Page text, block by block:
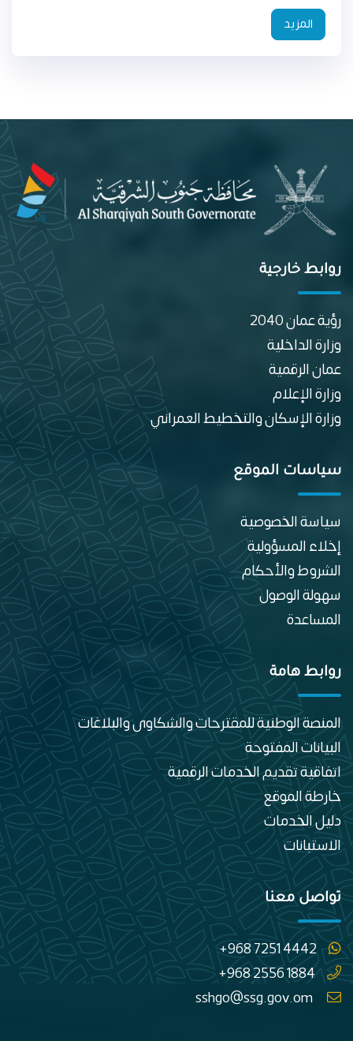
المزيد
روابط خارجية
رؤية عمان 2040
وزارة الداخلية
عمان الرقمية
وزارة الإعلام
وزارة الإسكان والتخطيط العمراني
سياسات الموقع
سياسة الخصوصية
إخلاء المسؤولية
الشروط والأحكام
سهولة الوصول
المساعدة
روابط هامة
المنصة الوطنية للمقترحات والشكاوى والبلاغات
البيانات المفتوحة
اتفاقية تقديم الخدمات الرقمية
خارطة الموقع
دليل الخدمات
الاستبانات
تواصل معنا
+968 7251 4442
+968 2556 1884